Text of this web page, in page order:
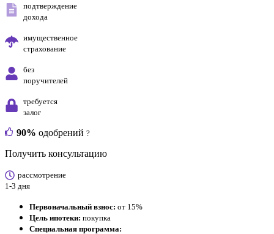
подтверждение
дохода
имущественное
страхование
без
поручителей
требуется
залог
90% одобрений ?
Получить консультацию
рассмотрение
1-3 дня
Первоначальный взнос: от 15%
Цель ипотеки: покупка
Специальная программа: